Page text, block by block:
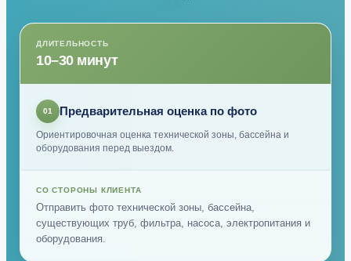
ДЛИТЕЛЬНОСТЬ
10–30 минут
01 Предварительная оценка по фото
Ориентировочная оценка технической зоны, бассейна и
оборудования перед выездом.
СО СТОРОНЫ КЛИЕНТА
Отправить фото технической зоны, бассейна,
существующих труб, фильтра, насоса, электропитания и
оборудования.